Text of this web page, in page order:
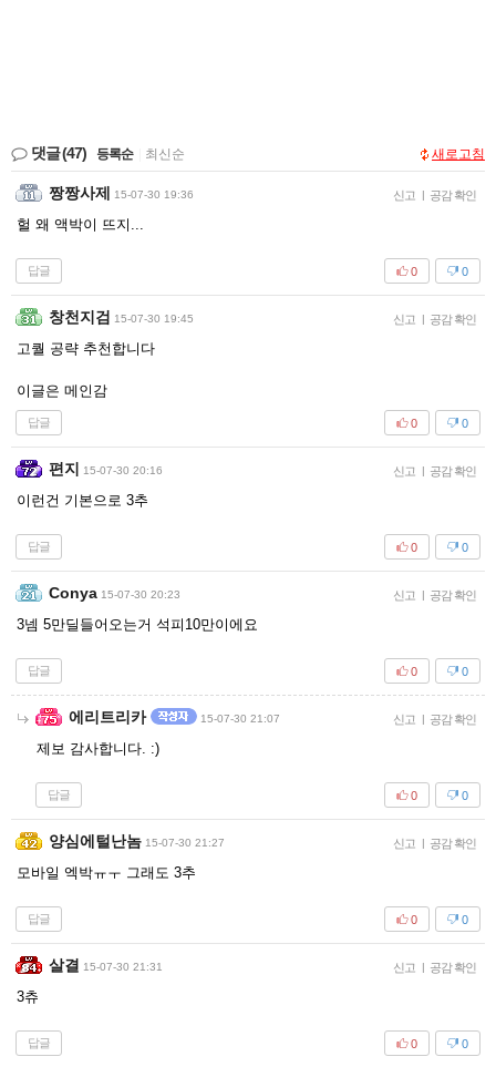
댓글(47) 등록순 최신순 새로고침
짱짱사제 15-07-30 19:36 신고 | 공감 확인
헐 왜 액박이 뜨지...
답글 0
0
창천지검 15-07-30 19:45 신고 | 공감 확인
고퀄 공략 추천합니다
이글은 메인감
답글 0
0
편지 15-07-30 20:16 신고 | 공감 확인
이런건 기본으로 3추
답글 0
0
Conya 15-07-30 20:23 신고 | 공감 확인
3넴 5만딜들어오는거 석피10만이에요
답글 0
0
에리트리카 15-07-30 21:07 신고 | 공감 확인
제보 감사합니다. :)
답글 0
0
양심에털난놈 15-07-30 21:27 신고 | 공감 확인
모바일 엑박ㅠㅜ 그래도 3추
답글 0
0
살결 15-07-30 21:31 신고 | 공감 확인
3츄
답글 0
0